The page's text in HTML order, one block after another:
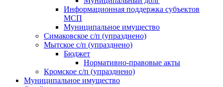
Информационная поддержка субъектов
МСП
Муниципальное имущество
Симаковское с/п (упразднено)
Мытское с/п (упразднено)
Бюджет
Нормативно-правовые акты
Кромское с/п (упразднено)
Муниципальное имущество